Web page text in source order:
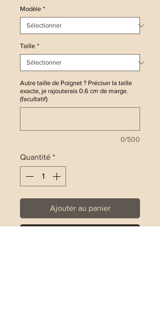
Modèle *
Taille *
Autre taille de Poignet ? Préciser la taille
exacte, je rajouterais 0.6 cm de marge.
(facultatif)
0/500
Quantité *
Ajouter au panier